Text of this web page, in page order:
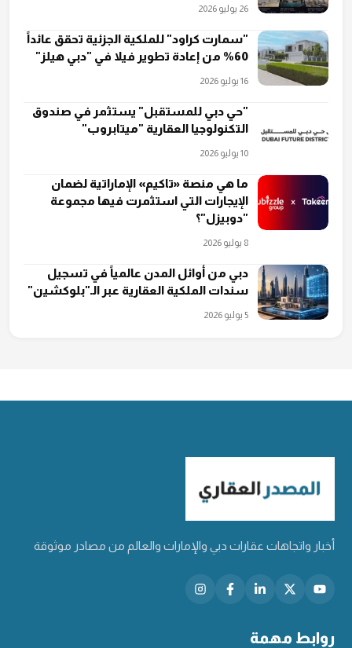
26 يوليو 2026
"سمارت كراود" للملكية الجزئية تحقق عائداً
60% من إعادة تطوير فيلا في "دبي هيلز"
16 يوليو 2026
"حي دبي للمستقبل" يستثمر في صندوق
التكنولوجيا العقارية "ميتابروب"
10 يوليو 2026
ما هي منصة «تاكيم» الإماراتية لضمان
الإيجارات التي استثمرت فيها مجموعة
"دوبيزل"؟
8 يوليو 2026
دبي من أوائل المدن عالمياً في تسجيل
سندات الملكية العقارية عبر الـ"بلوكشين"
5 يوليو 2026
أخبار واتجاهات عقارات دبي والإمارات والعالم من مصادر موثوقة
روابط مهمة